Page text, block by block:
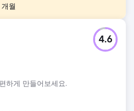
개월
는 MNF 4x4는 4x4 Ute 트레이 및
다. VMA의 개입 이전에는 오래된 웹
은 새로운 전자상거래 웹사이트를
지도와 가시성을 높이기 위해 검색
하게 만들어보세요.
4.6